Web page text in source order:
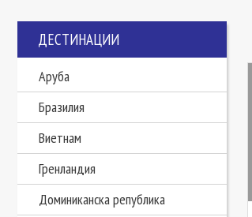
ДЕСТИНАЦИИ
Аруба
Бразилия
Виетнам
Гренландия
Доминиканска република